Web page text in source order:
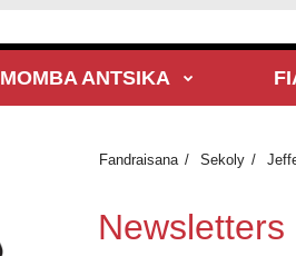
MOMBA ANTSIKA
Fandraisana Sekoly
Newsletters